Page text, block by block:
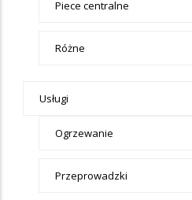
Piece centralne
Różne
Usługi
Ogrzewanie
Przeprowadzki